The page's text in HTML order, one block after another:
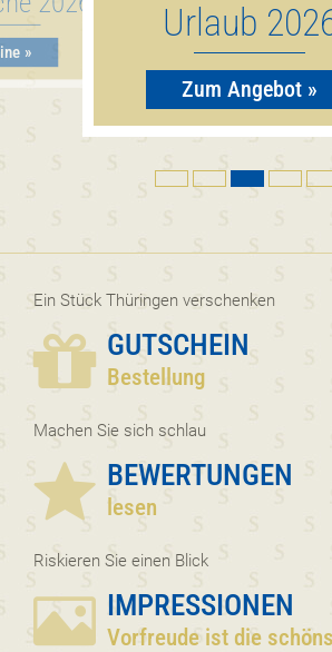
»
Urlaub
Zum Angebot »
Ein Stück Thüringen verschenken
GUTSCHEIN
Bestellung
Machen Sie sich schlau
BEWERTUNGEN
lesen
Riskieren Sie einen Blick
IMPRESSIONEN
Vorfreude ist die